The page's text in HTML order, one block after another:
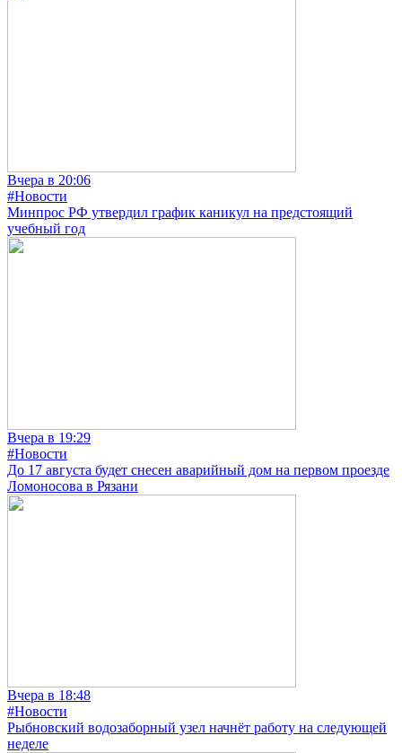
Вчера в 20:06
#Новости
Минпрос РФ утвердил график каникул на предстоящий
учебный год
Вчера в 19:29
#Новости
До 17 августа будет снесен аварийный дом на первом проезде
Ломоносова в Рязани
Вчера в 18:48
#Новости
Рыбновский водозаборный узел начнёт работу на следующей
неделе